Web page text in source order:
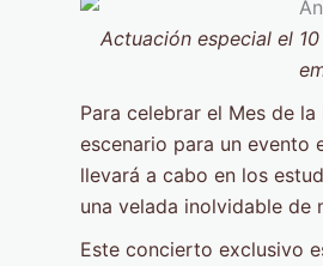
Actuación especial el
Para celebrar el Mes de
escenario para un evento
llevará a cabo en los
una velada inolvidable de
Este concierto exclusivo